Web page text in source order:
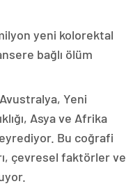
yeni kolorektal
bağlı ölüm
Yeni
Asya ve Afrika
Bu coğrafi
çevresel faktörler ve